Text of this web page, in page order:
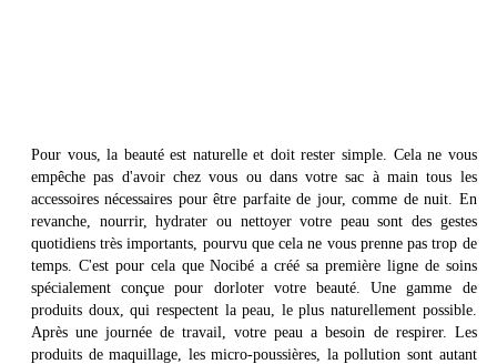
Pour vous, la beauté est naturelle et doit rester simple. Cela ne vous
empêche pas d'avoir chez vous ou dans votre sac à main tous les
accessoires nécessaires pour être parfaite de jour, comme de nuit. En
revanche, nourrir, hydrater ou nettoyer votre peau sont des gestes
quotidiens très importants, pourvu que cela ne vous prenne pas trop de
temps. C'est pour cela que Nocibé a créé sa première ligne de soins
spécialement conçue pour dorloter votre beauté. Une gamme de
produits doux, qui respectent la peau, le plus naturellement possible.
Après une journée de travail, votre peau a besoin de respirer. Les
produits de maquillage, les micro-poussières, la pollution sont autant